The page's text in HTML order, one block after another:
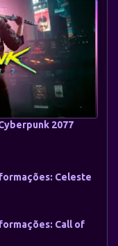
2077
Celeste
Call of